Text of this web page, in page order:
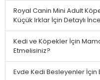
Royal Canin Mini Adult
Küçük Irklar İçin Detaylı
Kedi ve Köpekler İçin
Etmelisiniz?
Evde Kedi Besleyenler İçin